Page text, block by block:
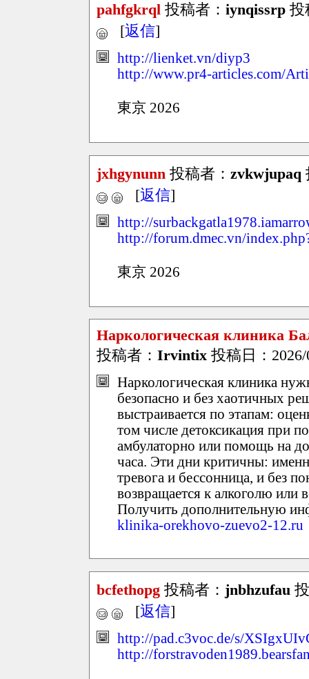
pahfgkrql 投稿者： iynqissrp 投
[返信]
http://lienket.vn/diyp3
http://www.pr4-articles.com/
東京 2026
jxhgynunn 投稿者： zvkwjupaq
[返信]
http://
http://forum.dmec.vn/
東京 2026
Наркологическая клиника
投稿者： Irvintix 投稿日：
Наркологическая клиника
безопасно и без хаотичных
выстраивается по этапам:
том числе детоксикация при
амбулаторно или помощь на
часа. Эти дни критичны:
тревога и бессонница, и без
возвращается к алкоголю или
Получить дополнительную
klinika-orekhovo-zuevo2-12.ru
bcfethopg 投稿者： jnbhzufau
[返信]
http://pad.c3voc.de/s/
http://